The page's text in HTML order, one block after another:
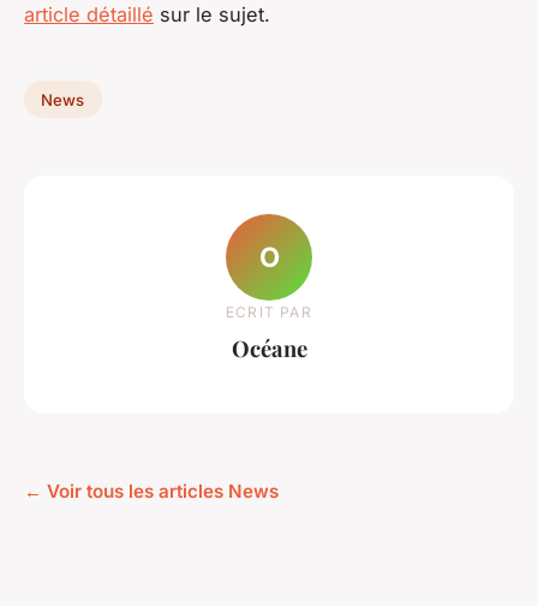
article détaillé sur le sujet.
News
O
ECRIT PAR
Océane
← Voir tous les articles News